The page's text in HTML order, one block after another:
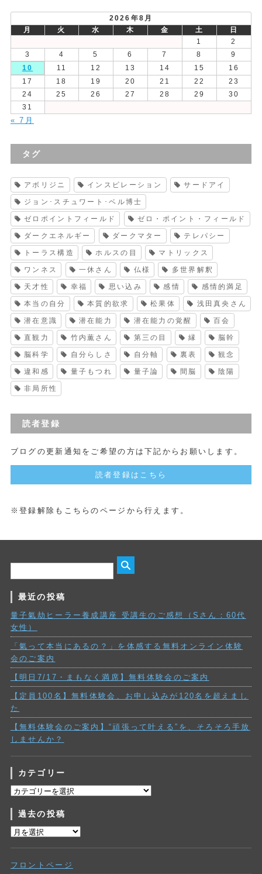
2026年8月
月
火 水 木 金 土
日
1
2
3
4 5 6 7 8
9
10
11 12 13 14 15
16
17
18 19 20 21 22
23
24
25 26 27 28 29
30
31
« 7月
タグ
アボリジニ インスピレーション サードアイ
ジョン･スチュワート･ベル博士
ゼロポイントフィールド ゼロ・ポイント・フィールド
ダークエネルギー ダークマター テレパシー
トーラス構造 ホルスの目 マトリックス
ワンネス 一休さん 仏様 多世界解釈
天才性 幸福 思い込み 感情 感情的満足
本当の自分 本質的欲求 松果体 浅田真央さん
潜在意識 潜在能力 潜在能力の覚醒 百会
直観力 竹内薫さん 第三の目 縁 脳幹
脳科学 自分らしさ 自分軸 裏表 観念
違和感 量子もつれ 量子論 間脳 陰陽
非局所性
読者登録
ブログの更新通知をご希望の方は下記からお願いします。
読者登録はこちら
※登録解除もこちらのページから行えます。
最近の投稿
量子氣劫ヒーラー養成講座 受講生のご感想（Sさん：60代
女性）
「氣って本当にあるの？」を体感する無料オンライン体験
会のご案内
【明日7/17・まもなく満席】無料体験会のご案内
【定員100名】無料体験会、お申し込みが120名を超えまし
た
【無料体験会のご案内】“頑張って叶える”を、そろそろ手放
しませんか？
カテゴリー
カ
ゴ
リ
ー
過去の投稿
過
投
フロントページ